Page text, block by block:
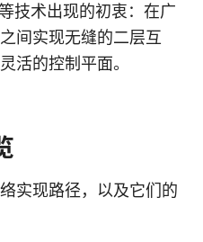
技术出现的初衷：在广
间实现无缝的二层互
活的控制平面。
实现路径，以及它们的